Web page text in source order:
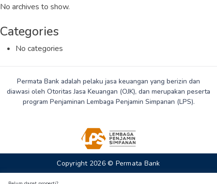
No archives to show.
Categories
No categories
Permata Bank adalah pelaku jasa keuangan yang berizin dan
diawasi oleh Otoritas Jasa Keuangan (OJK), dan merupakan peserta
program Penjaminan Lembaga Penjamin Simpanan (LPS).
Copyright 2026 © Permata Bank